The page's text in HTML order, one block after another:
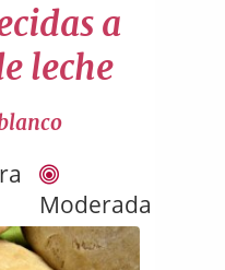
a
leche
Moderada